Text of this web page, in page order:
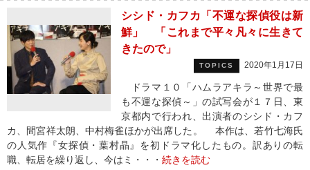
シシド・カフカ「不運な探偵役は新
鮮」 「これまで平々凡々に生きて
きたので」
TOPICS 2020年1月17日
ドラマ１０「ハムラアキラ～世界で最
も不運な探偵～」の試写会が１７日、東
京都内で行われ、出演者のシシド・カフ
カ、間宮祥太朗、中村梅雀ほかが出席した。 本作は、若竹七海氏
の人気作『女探偵・葉村晶』を初ドラマ化したもの。訳ありの転
職、転居を繰り返し、今はミ・・・ 続きを読む